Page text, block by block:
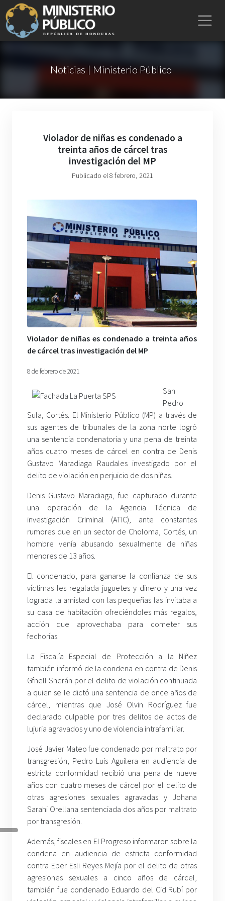
Noticias | Ministerio Público
Violador de niñas es condenado a
treinta años de cárcel tras
investigación del MP
Publicado el 8 febrero, 2021
Violador de niñas es condenado a treinta años
de cárcel tras investigación del MP
8 de febrero de 2021
San
Pedro
Sula, Cortés. El Ministerio Público (MP) a través de
sus agentes de tribunales de la zona norte logró
una sentencia condenatoria y una pena de treinta
años cuatro meses de cárcel en contra de Denis
Gustavo Maradiaga Raudales investigado por el
delito de violación en perjuicio de dos niñas.
Denis Gustavo Maradiaga, fue capturado durante
una operación de la Agencia Técnica de
investigación Criminal (ATIC), ante constantes
rumores que en un sector de Choloma, Cortés, un
hombre venía abusando sexualmente de niñas
menores de 13 años.
El condenado, para ganarse la confianza de sus
víctimas les regalada juguetes y dinero y una vez
lograda la amistad con las pequeñas las invitaba a
su casa de habitación ofreciéndoles más regalos,
acción que aprovechaba para cometer sus
fechorías.
La Fiscalía Especial de Protección a la Niñez
también informó de la condena en contra de Denis
Gfnell Sherán por el delito de violación continuada
a quien se le dictó una sentencia de once años de
cárcel, mientras que José Olvin Rodríguez fue
declarado culpable por tres delitos de actos de
lujuria agravados y uno de violencia intrafamiliar.
José Javier Mateo fue condenado por maltrato por
transgresión, Pedro Luis Aguilera en audiencia de
estricta conformidad recibió una pena de nueve
años con cuatro meses de cárcel por el delito de
otras agresiones sexuales agravadas y Johana
Sarahi Orellana sentenciada dos años por maltrato
por transgresión.
Además, fiscales en El Progreso informaron sobre la
condena en audiencia de estricta conformidad
contra Eber Esli Reyes Mejía por el delito de otras
agresiones sexuales a cinco años de cárcel,
también fue condenado Eduardo del Cid Rubí por